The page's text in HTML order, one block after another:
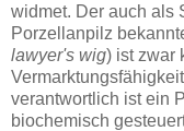
widmet. Der auch als
Porzellanpilz
lawyer's wig) ist zwar
verantwortlich ist ein
biochemisch